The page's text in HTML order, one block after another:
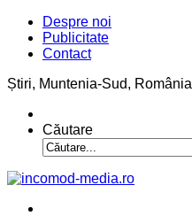
Despre noi
Publicitate
Contact
Știri, Muntenia-Sud, România
Căutare